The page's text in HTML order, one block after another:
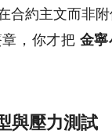
合約主文而非
，你才把 金寧
與壓力測試